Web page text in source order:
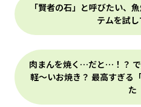
「賢者の石」と呼びたい、
テムを試
肉まんを焼く…だと…！？
軽～いお焼き？ 最高すぎる
た